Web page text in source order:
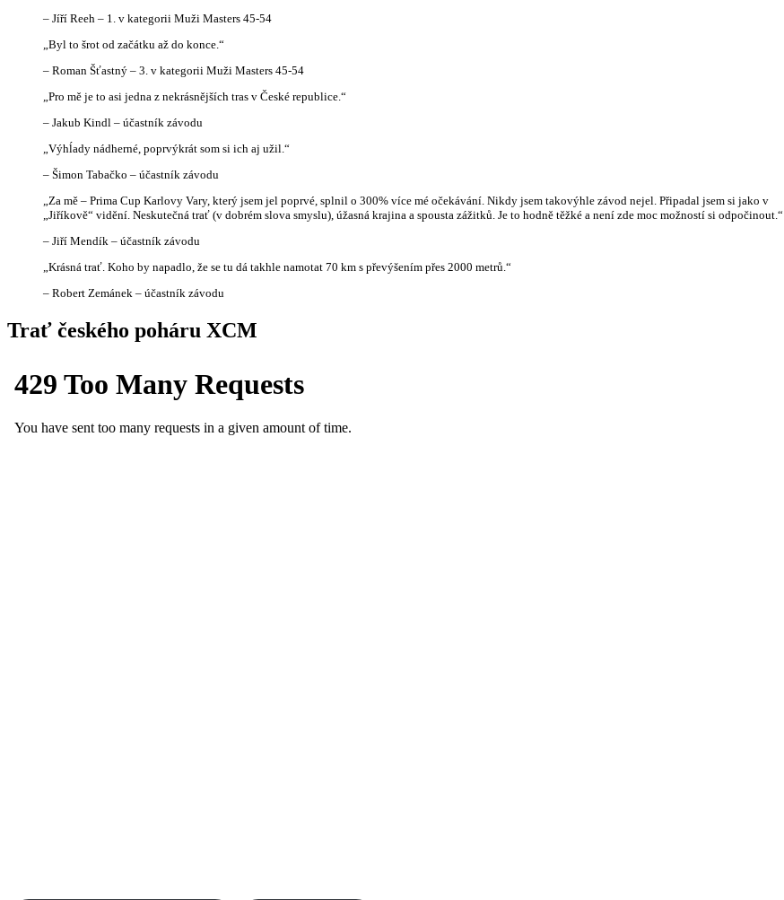
– Jíří Reeh – 1. v kategorii Muži Masters 45-54
„Byl to šrot od začátku až do konce.“
– Roman Šťastný – 3. v kategorii Muži Masters 45-54
„Pro mě je to asi jedna z nekrásnějších tras v České republice.“
– Jakub Kindl – účastník závodu
„Výhĺady nádherné, poprvýkrát som si ich aj užil.“
– Šimon Tabačko – účastník závodu
„Za mě – Prima Cup Karlovy Vary, který jsem jel poprvé, splnil o 300% více mé očekávání. Nikdy jsem takovýhle závod nejel. Připadal jsem si jako v
„Jiříkově“ vidění. Neskutečná trať (v dobrém slova smyslu), úžasná krajina a spousta zážitků. Je to hodně těžké a není zde moc možností si odpočinout.“
– Jiří Mendík – účastník závodu
„Krásná trať. Koho by napadlo, že se tu dá takhle namotat 70 km s převýšením přes 2000 metrů.“
– Robert Zemánek – účastník závodu
Trať českého poháru XCM